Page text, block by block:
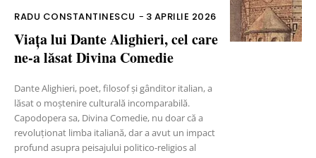
RADU CONSTANTINESCU - 3 APRILIE 2026
Viața lui Dante Alighieri, cel care
ne-a lăsat Divina Comedie
Dante Alighieri, poet, filosof și gânditor italian, a
lăsat o moștenire culturală incomparabilă.
Capodopera sa, Divina Comedie, nu doar că a
revoluționat limba italiană, dar a avut un impact
profund asupra peisajului politico-religios al